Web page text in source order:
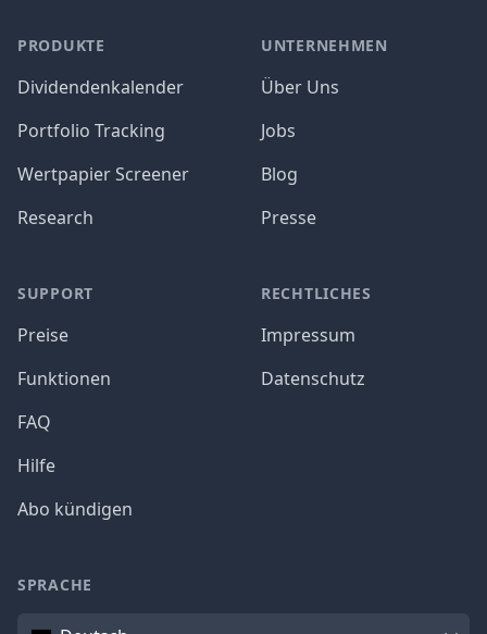
PRODUKTE
Dividendenkalender
Portfolio Tracking
Wertpapier Screener
Research
SUPPORT
Preise
Funktionen
FAQ
Hilfe
Abo kündigen
UNTERNEHMEN
Über Uns
Jobs
Blog
Presse
RECHTLICHES
Impressum
Datenschutz
SPRACHE
Sprache